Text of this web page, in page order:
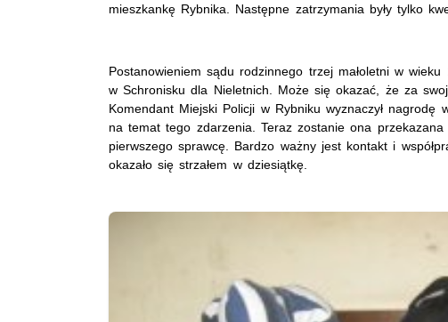
mieszkankę Rybnika. Następne zatrzymania były tylko
Postanowieniem sądu rodzinnego trzej małoletni w
w Schronisku dla Nieletnich. Może się okazać, że za
Komendant Miejski Policji w Rybniku wyznaczył
na temat tego zdarzenia. Teraz zostanie ona
pierwszego sprawcę. Bardzo ważny jest kontakt i
okazało się strzałem w dziesiątkę.